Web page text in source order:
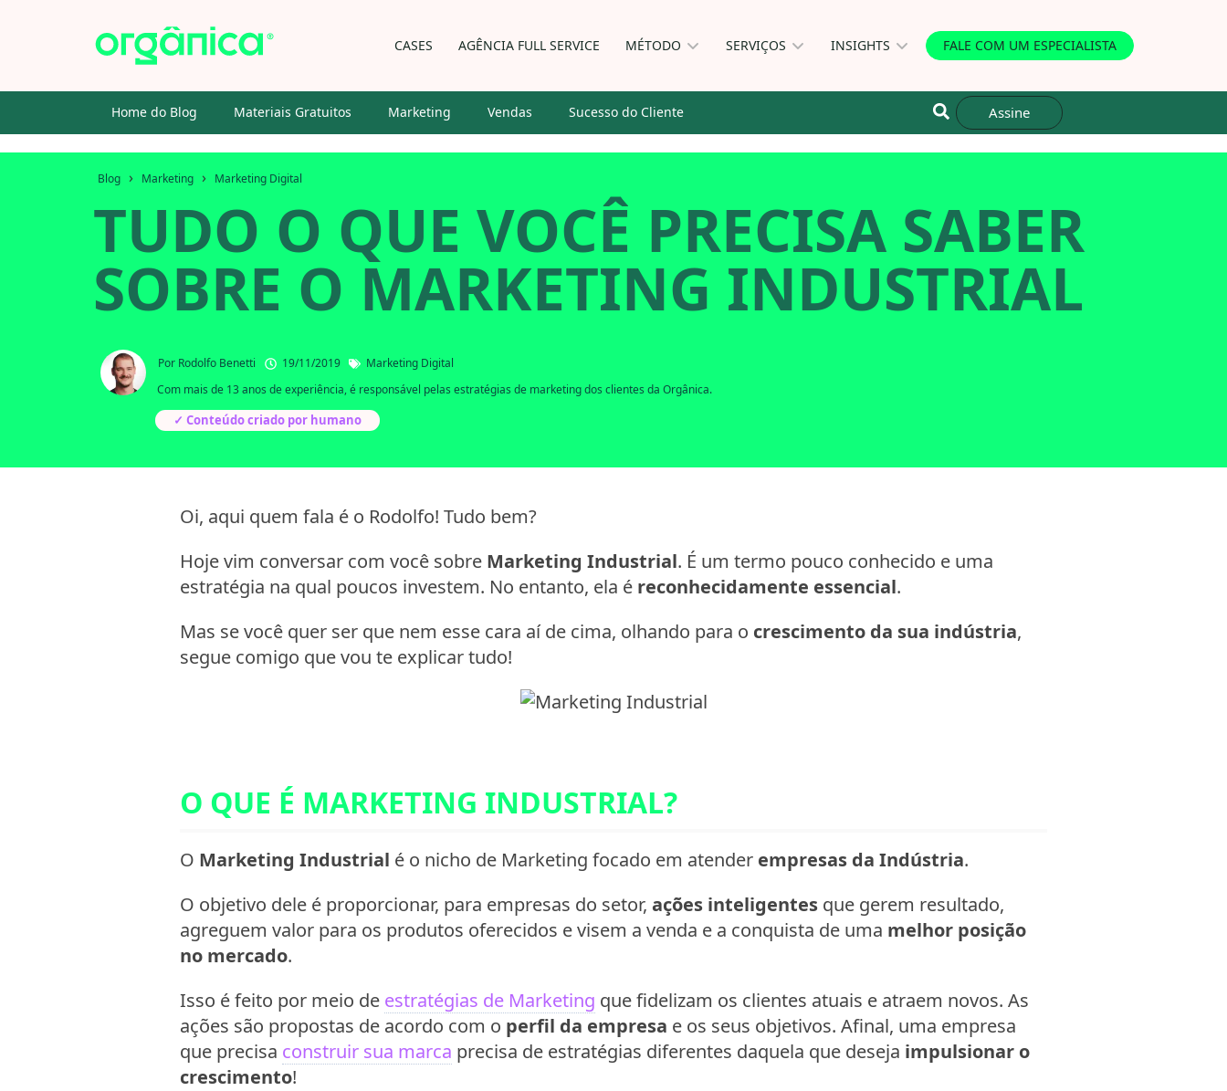
CASES AGÊNCIA FULL SERVICE MÉTODO SERVIÇOS INSIGHTS FALE COM UM ESPECIALISTA
Home do Blog Materiais Gratuitos Marketing Vendas Sucesso do Cliente Assine
Blog › Marketing › Marketing Digital
TUDO O QUE VOCÊ PRECISA SABER
SOBRE O MARKETING INDUSTRIAL
Por Rodolfo Benetti 19/11/2019
Marketing Digital
Com mais de 13 anos de experiência, é responsável pelas estratégias de marketing dos clientes da Orgânica.
✓ Conteúdo criado por humano
Oi, aqui quem fala é o Rodolfo! Tudo bem?
Hoje vim conversar com você sobre Marketing Industrial. É um termo pouco conhecido e uma
estratégia na qual poucos investem. No entanto, ela é reconhecidamente essencial.
Mas se você quer ser que nem esse cara aí de cima, olhando para o crescimento da sua indústria,
segue comigo que vou te explicar tudo!
O QUE É MARKETING INDUSTRIAL?
O Marketing Industrial é o nicho de Marketing focado em atender empresas da Indústria.
O objetivo dele é proporcionar, para empresas do setor, ações inteligentes que gerem resultado,
agreguem valor para os produtos oferecidos e visem a venda e a conquista de uma melhor posição
no mercado.
Isso é feito por meio de estratégias de Marketing que fidelizam os clientes atuais e atraem novos. As
ações são propostas de acordo com o perfil da empresa e os seus objetivos. Afinal, uma empresa
que precisa construir sua marca precisa de estratégias diferentes daquela que deseja impulsionar o
crescimento!